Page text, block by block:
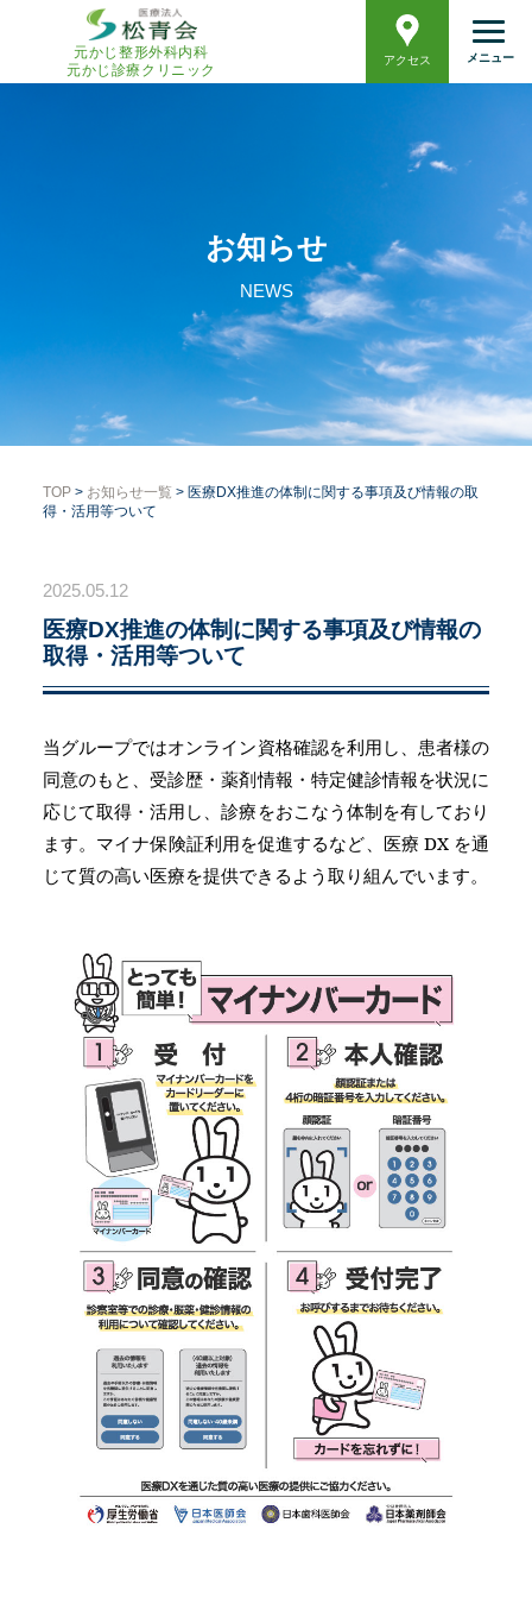
元かじ整形外科内科
元かじ診療クリニック
アクセス メニュー
お知らせ
NEWS
TOP> お知らせ一覧 > 医療DX推進の体制に関する事項及び情報の取
得・活用等ついて
2025.05.12
医療DX推進の体制に関する事項及び情報の
取得・活用等ついて
当グループではオンライン資格確認を利用し、患者様の
同意のもと、受診歴・薬剤情報・特定健診情報を状況に
応じて取得・活用し、診療をおこなう体制を有しており
ます。マイナ保険証利用を促進するなど、医療 DX を通
じて質の高い医療を提供できるよう取り組んでいます。